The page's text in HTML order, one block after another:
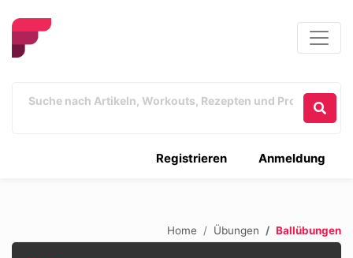
Anmeldung
Registrieren
Home Übungen Ballübungen